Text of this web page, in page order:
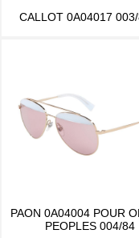
CALLOT 0A04017
PAON 0A04004 POUR
PEOPLES 004/84